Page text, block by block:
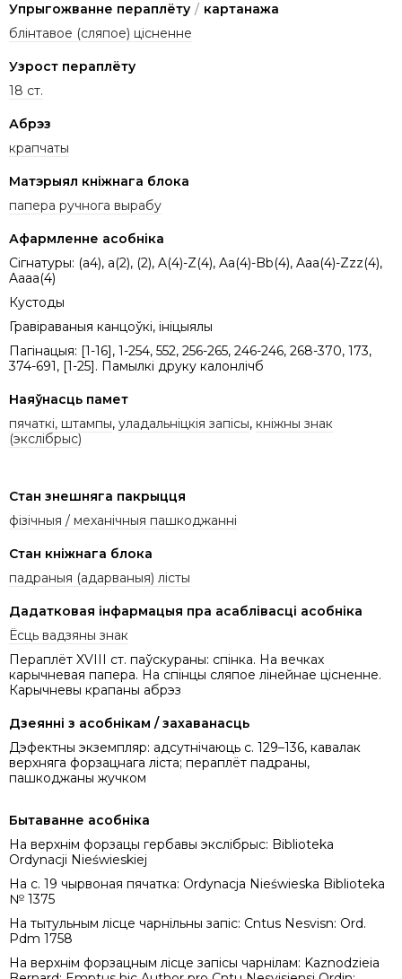
Упрыгожванне пераплёту / картанажа
блінтавое (сляпое) цісненне
Узрост пераплёту
18 ст.
Абрэз
крапчаты
Матэрыял кніжнага блока
папера ручнога вырабу
Афармленне асобніка
Сігнатуры: (a4), a(2), (2), A(4)-Z(4), Aa(4)-Bb(4), Aaa(4)-Zzz(4),
Aaaa(4)
Кустоды
Гравіраваныя канцоўкі, ініцыялы
Пагінацыя: [1-16], 1-254, 552, 256-265, 246-246, 268-370, 173,
374-691, [1-25]. Памылкі друку калонлічб
Наяўнасць памет
пячаткі, штампы, уладальніцкія запісы, кніжны знак
(экслібрыс)
Стан знешняга пакрыцця
фізічныя / механічныя пашкоджанні
Стан кніжнага блока
падраныя (адарваныя) лісты
Дадатковая інфармацыя пра асаблівасці асобніка
Ёсць вадзяны знак
Пераплёт XVIII ст. паўскураны: спінка. На вечках
карычневая папера. На спінцы сляпое лінейнае цісненне.
Карычневы крапаны абрэз
Дзеянні з асобнікам / захаванасць
Дэфектны экземпляр: адсутнічаюць с. 129–136, кавалак
верхняга форзацнага ліста; пераплёт падраны,
пашкоджаны жучком
Бытаванне асобніка
На верхнім форзацы гербавы экслібрыс: Biblioteka
Ordynacji Nieświeskiej
На с. 19 чырвоная пячатка: Ordynacja Nieświeska Biblioteka
№ 1375
На тытульным лісце чарнільны запіс: Cntus Nesvisn: Ord.
Pdm 1758
На верхнім форзацным лісце запісы чарнілам: Kaznodzieia